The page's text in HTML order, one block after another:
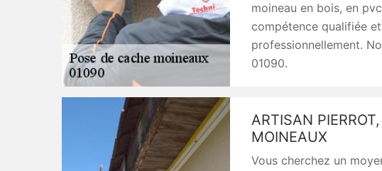
moineau en bois, en
compétence qualifiée
professionnellement.
01090.
ARTISAN
MOINEAUX
Vous cherchez un